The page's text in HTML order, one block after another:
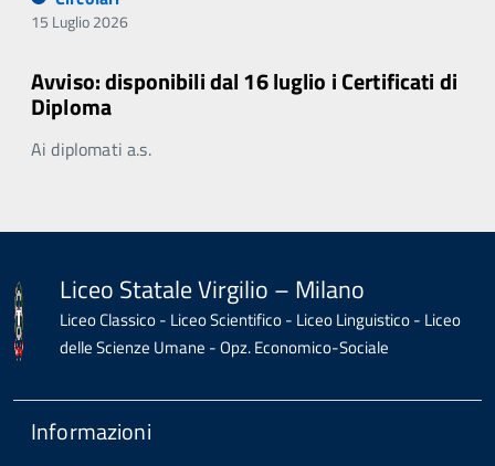
15 Luglio 2026
Avviso: disponibili dal 16 luglio i Certificati di
Diploma
Ai diplomati a.s.
Liceo Statale Virgilio – Milano
Liceo Classico - Liceo Scientifico - Liceo Linguistico - Liceo
delle Scienze Umane - Opz. Economico-Sociale
Informazioni